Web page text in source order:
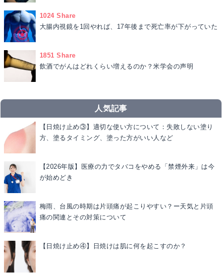
1024 Share
大腸内視鏡を1回やれば、17年後まで死亡率が下がっていた
1851 Share
飲酒でがんはどれくらい増えるのか？米学会の声明
人気記事
【日焼け止め③】適切な使い方について：失敗しない塗り
方、塗るタイミング、塗った方がいい人など
【2026年版】医療の力でタバコをやめる「禁煙外来」は今
が始めどき
梅雨、台風の時期は片頭痛が起こりやすい？ー天気と片頭
痛の関連とその対策について
【日焼け止め④】日焼けは肌に何を起こすのか？